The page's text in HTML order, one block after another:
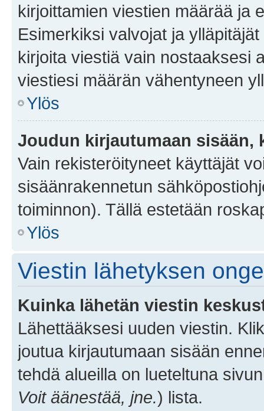
kirjoittamien viestien määrää ja
Esimerkiksi valvojat ja
kirjoita viestiä vain nostaaksesi
viestiesi määrän vähentyneen
Ylös
Joudun kirjautumaan sisään,
Vain rekisteröityneet käyttäjät
sisäänrakennetun
toiminnon). Tällä estetään
Ylös
Viestin lähetyksen
Kuinka lähetän viestin
Lähettääksesi uuden viestin.
joutua kirjautumaan sisään
tehdä alueilla on lueteltuna
Voit äänestää, jne.) lista.